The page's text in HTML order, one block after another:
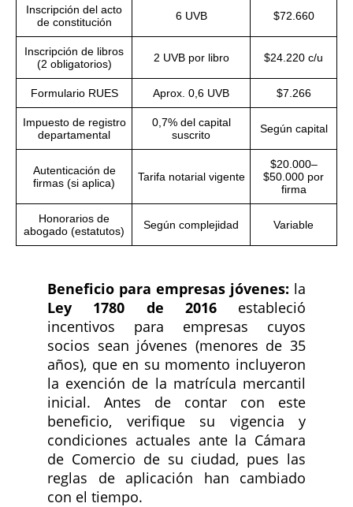
Inscripción del acto
de constitución
6 UVB $72.660
Inscripción de libros
(2 obligatorios)
2 UVB por libro $24.220 c/u
Formulario RUES Aprox. 0,6 UVB $7.266
Impuesto de registro
departamental
0,7% del capital
suscrito
Según capital
Autenticación de
firmas (si aplica)
Tarifa notarial vigente
$20.000–
$50.000 por
firma
Honorarios de
abogado (estatutos)
Según complejidad Variable
Beneficio para empresas jóvenes: la
Ley 1780 de 2016estableció
incentivos para empresas cuyos
socios sean jóvenes (menores de 35
años), que en su momento incluyeron
la exención de la matrícula mercantil
inicial. Antes de contar con este
beneficio, verifique su vigencia y
condiciones actuales ante la Cámara
de Comercio de su ciudad, pues las
reglas de aplicación han cambiado
con el tiempo.